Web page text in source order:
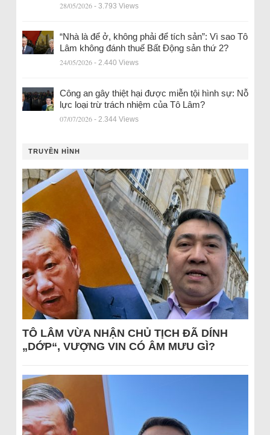
28/05/2026 - 3.793 Views
“Nhà là để ở, không phải để tích sản”: Vì sao Tô
Lâm không đánh thuế Bất Động sản thứ 2?
24/05/2026 - 2.440 Views
Công an gây thiệt hại được miễn tội hình sự: Nỗ
lực loại trừ trách nhiệm của Tô Lâm?
07/07/2026 - 2.344 Views
TRUYỀN HÌNH
TÔ LÂM VỪA NHẬN CHỦ TỊCH ĐÃ DÍNH
„DỚP“, VƯỢNG VIN CÓ ÂM MƯU GÌ?